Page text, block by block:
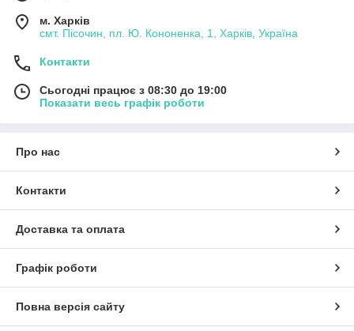
м. Харків
смт. Пісочин, пл. Ю. Кононенка, 1, Харків, Україна
Контакти
Сьогодні працює з 08:30 до 19:00
Показати весь графік роботи
Про нас
Контакти
Доставка та оплата
Графік роботи
Повна версія сайту